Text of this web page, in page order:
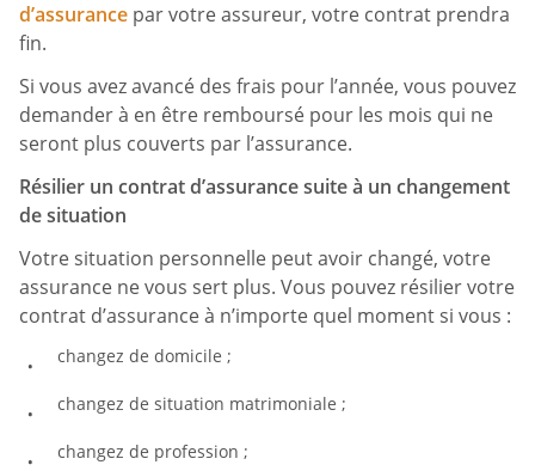
d’assurance par votre assureur, votre contrat prendra
fin.
Si vous avez avancé des frais pour l’année, vous pouvez
demander à en être remboursé pour les mois qui ne
seront plus couverts par l’assurance.
Résilier un contrat d’assurance suite à un changement
de situation
Votre situation personnelle peut avoir changé, votre
assurance ne vous sert plus. Vous pouvez résilier votre
contrat d’assurance à n’importe quel moment si vous :
changez de domicile ;
changez de situation matrimoniale ;
changez de profession ;